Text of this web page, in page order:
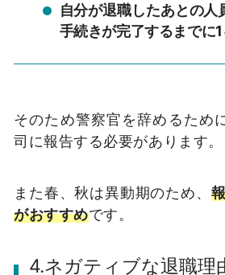
自分が退職したあとの人
手続きが完了するまでに1
そのため警察官を辞めるため
司に報告する必要があります。
また春、秋は異動期のため、
がおすすめです。
4.ネガティブな退職理